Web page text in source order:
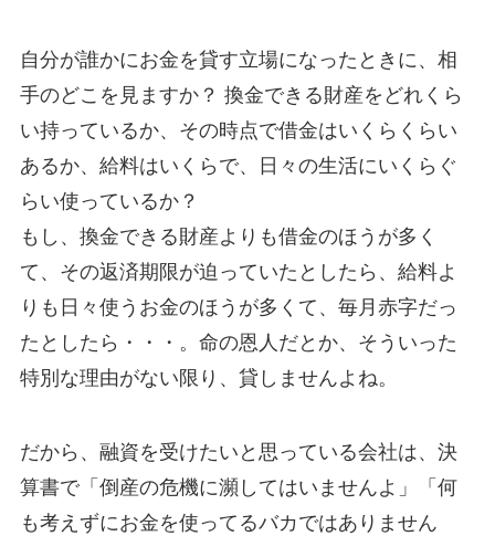
自分が誰かにお金を貸す立場になったときに、相
手のどこを見ますか？ 換金できる財産をどれくら
い持っているか、その時点で借金はいくらくらい
あるか、給料はいくらで、日々の生活にいくらぐ
らい使っているか？
もし、換金できる財産よりも借金のほうが多く
て、その返済期限が迫っていたとしたら、給料よ
りも日々使うお金のほうが多くて、毎月赤字だっ
たとしたら・・・。命の恩人だとか、そういった
特別な理由がない限り、貸しませんよね。
だから、融資を受けたいと思っている会社は、決
算書で「倒産の危機に瀕してはいませんよ」「何
も考えずにお金を使ってるバカではありません